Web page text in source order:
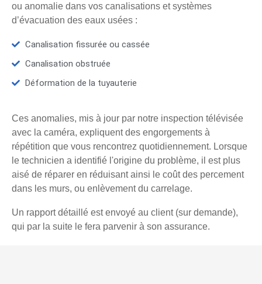
ou anomalie dans vos canalisations et systèmes
d’évacuation des eaux usées :
Canalisation fissurée ou cassée
Canalisation obstruée
Déformation de la tuyauterie
Ces anomalies, mis à jour par notre inspection télévisée
avec la caméra, expliquent des engorgements à
répétition que vous rencontrez quotidiennement. Lorsque
le technicien a identifié l'origine du problème, il est plus
aisé de réparer en réduisant ainsi le coût des percement
dans les murs, ou enlèvement du carrelage.
Un rapport détaillé est envoyé au client (sur demande),
qui par la suite le fera parvenir à son assurance.